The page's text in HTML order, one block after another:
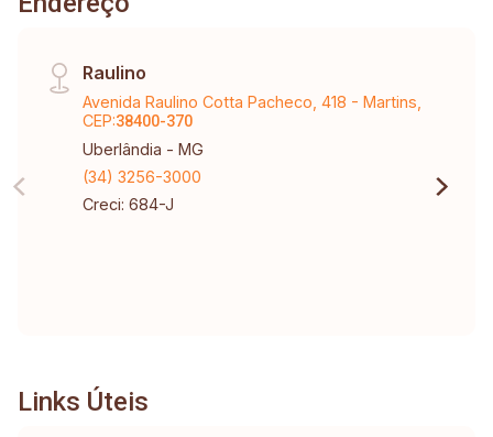
Raulino
Avenida Raulino Cotta Pacheco, 418 - Martins,
CEP:38400-370
Uberlândia - MG
(34) 3256-3000
Creci: 684-J
Links Úteis